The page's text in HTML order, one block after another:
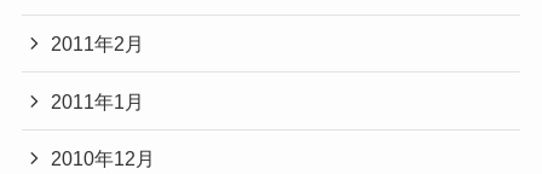
2011年2月
2011年1月
2010年12月